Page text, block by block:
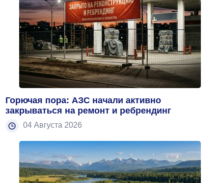
04 Августа 2026
Горючая пора: АЗС начали активно
закрываться на ремонт и ребрендинг